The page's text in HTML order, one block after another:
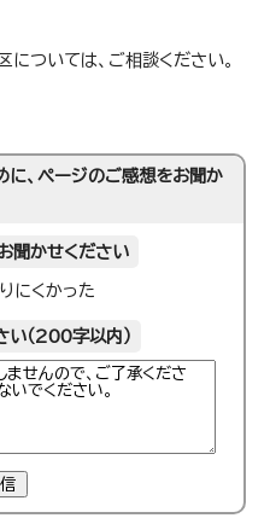
ついては、ご相談ください。
に、ページのご感想をお聞か
聞かせください
にくかった
い（200字以内）